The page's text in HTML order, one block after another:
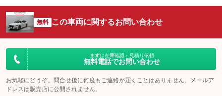
シートエアコン
：装備あり 全周囲カメラ
：装備なし
サイドカメラ
：装備なし ルーフレール
：装備なし
エアサスペンション ヘッドライトウォッシャー
無料 この車両に関するお問い合わせ
まずは在庫確認・見積り依頼
無料電話でお問い合わせ
お気軽にどうぞ。問合せ後に何度もご連絡が届くことはありません。メールア
ドレスは販売店に公開されません。